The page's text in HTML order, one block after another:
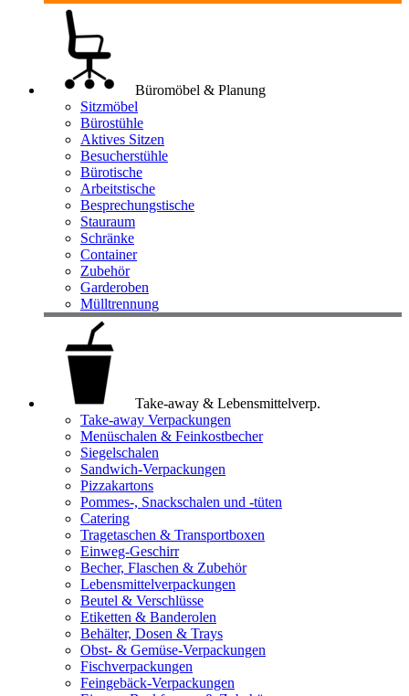
Büromöbel & Planung
Sitzmöbel
Bürostühle
Aktives Sitzen
Besucherstühle
Bürotische
Arbeitstische
Besprechungstische
Stauraum
Schränke
Container
Zubehör
Garderoben
Mülltrennung
Take-away & Lebensmittelverp.
Take-away Verpackungen
Menüschalen & Feinkostbecher
Siegelschalen
Sandwich-Verpackungen
Pizzakartons
Pommes-, Snackschalen und -tüten
Catering
Tragetaschen & Transportboxen
Einweg-Geschirr
Becher, Flaschen & Zubehör
Lebensmittelverpackungen
Beutel & Verschlüsse
Etiketten & Banderolen
Behälter, Dosen & Trays
Obst- & Gemüse-Verpackungen
Fischverpackungen
Feingebäck-Verpackungen